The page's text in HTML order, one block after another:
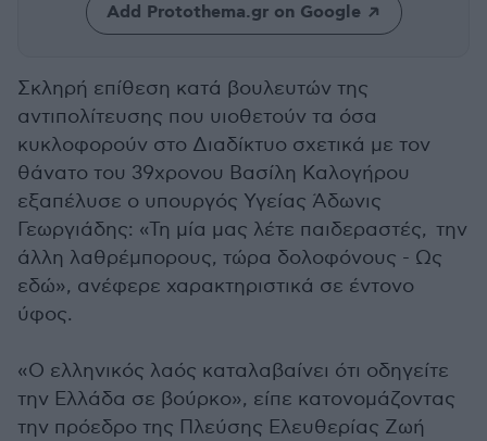
Add Protothema.gr on Google
Σκληρή επίθεση κατά βουλευτών της
αντιπολίτευσης που υιοθετούν τα όσα
κυκλοφορούν στο Διαδίκτυο σχετικά με τον
θάνατο του 39χρονου Βασίλη Καλογήρου
εξαπέλυσε ο υπουργός Υγείας Άδωνις
Γεωργιάδης: «Τη μία μας λέτε παιδεραστές, την
άλλη λαθρέμπορους, τώρα δολοφόνους - Ως
εδώ», ανέφερε χαρακτηριστικά σε έντονο
ύφος.
«Ο ελληνικός λαός καταλαβαίνει ότι οδηγείτε
την Ελλάδα σε βούρκο», είπε κατονομάζοντας
την πρόεδρο της Πλεύσης Ελευθερίας Ζωή